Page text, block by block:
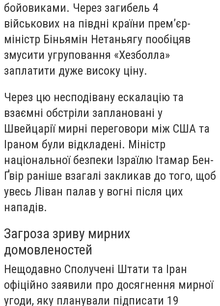
бойовиками. Через загибель 4
військових на півдні країни прем’єр-
міністр Біньямін Нетаньягу пообіцяв
змусити угруповання «Хезболла»
заплатити дуже високу ціну.
Через цю несподівану ескалацію та
взаємні обстріли заплановані у
Швейцарії мирні переговори між США та
Іраном були відкладені. Міністр
національної безпеки Ізраїлю Ітамар Бен-
Ґвір раніше взагалі закликав до того, щоб
увесь Ліван палав у вогні після цих
нападів.
Загроза зриву мирних
домовленостей
Нещодавно Сполучені Штати та Іран
офіційно заявили про досягнення мирної
угоди, яку планували підписати 19